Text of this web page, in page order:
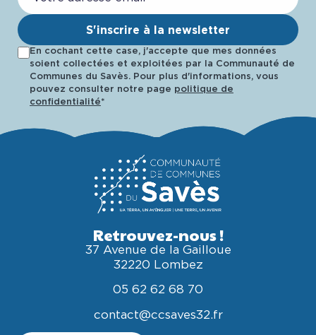
S'inscrire à la newsletter
En cochant cette case, j'accepte que mes données
soient collectées et exploitées par la Communauté de
Communes du Savès. Pour plus d'informations, vous
pouvez consulter notre page politique de
confidentialité*
Retrouvez-nous !
37 Avenue de la Gailloue
32220 Lombez
05 62 62 68 70
contact@ccsaves32.fr